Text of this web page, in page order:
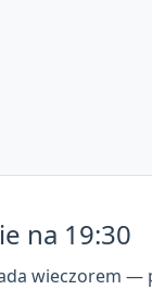
na 19:30
wieczorem —